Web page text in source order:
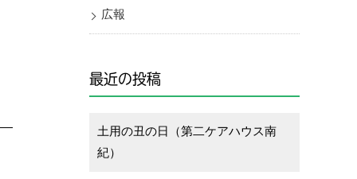
広報
最近の投稿
土用の丑の日（第二ケアハウス南
紀）